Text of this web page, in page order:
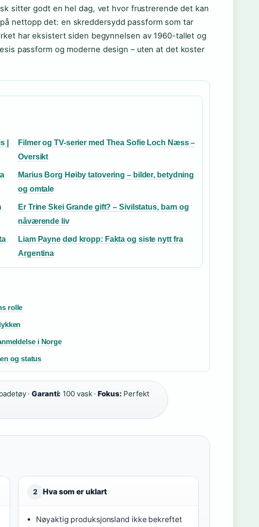
sitter godt en hel dag, vet hvor frustrerende det kan
nettopp det: en skreddersydd passform som tar
har eksistert siden begynnelsen av 1960-tallet og
passform og moderne design – uten at det koster
|
Filmer og TV-serier med Thea Sofie Loch Næss –
Oversikt
Marius Borg Høiby tatovering – bilder, betydning
og omtale
Er Trine Skei Grande gift? – Sivilstatus, barn og
nåværende liv
Liam Payne død kropp: Fakta og siste nytt fra
Argentina
rolle
i Norge
og status
·Garanti: 100 vask ·Fokus: Perfekt
2 Hva som er uklart
Nøyaktig produksjonsland ikke bekreftet